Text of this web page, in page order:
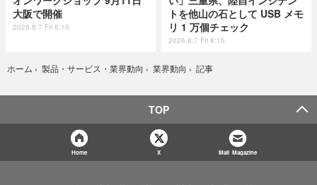
大阪で開催
2026.8.7 Fri 8:10
トを他山の石として USB メモ
リ 1 万個チェック
2026.8.7 Fri 8:15
ホーム › 製品・サービス・業界動向 › 業界動向 › 記事
TOP
Home X Mail Magazine